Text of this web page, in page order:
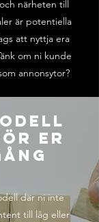
närheten till
är potentiella
att nyttja era
om ni kunde
annonsytor?
Er
där ni inte
till låg eller